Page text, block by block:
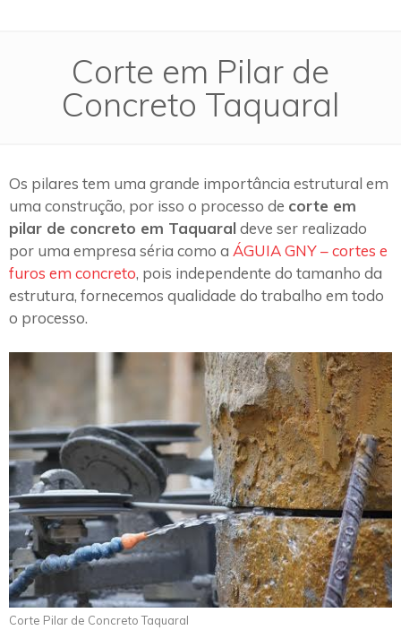
Corte em Pilar de
Concreto Taquaral
Os pilares tem uma grande importância estrutural em
uma construção, por isso o processo de corte em
pilar de concreto em Taquaral deve ser realizado
por uma empresa séria como a ÁGUIA GNY – cortes e
furos em concreto, pois independente do tamanho da
estrutura, fornecemos qualidade do trabalho em todo
o processo.
Corte Pilar de Concreto Taquaral